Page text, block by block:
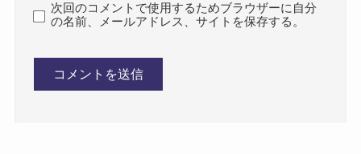
次回のコメントで使用するためブラウザーに自分
の名前、メールアドレス、サイトを保存する。